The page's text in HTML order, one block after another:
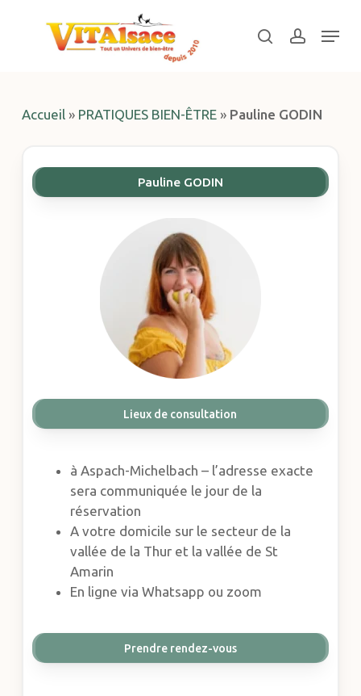
searchaccount
Menu
Accueil» PRATIQUES BIEN-ÊTRE» Pauline GODIN
Pauline GODIN
Lieux de consultation
à Aspach-Michelbach – l’adresse exacte
sera communiquée le jour de la
réservation
A votre domicile sur le secteur de la
vallée de la Thur et la vallée de St
Amarin
En ligne via Whatsapp ou zoom
Prendre rendez-vous